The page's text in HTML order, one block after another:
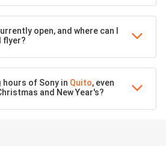
open, and where can I
flyer?
hours of Sony in Quito, even
and New Year's?